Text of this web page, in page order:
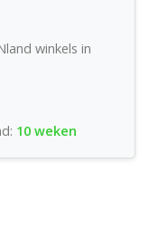
winkels in
10 weken